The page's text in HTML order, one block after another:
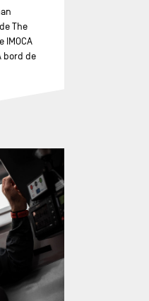
The
IMOCA
bord de